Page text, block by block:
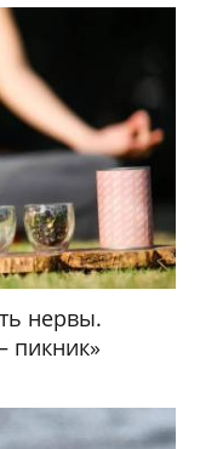
нервы.
пикник»